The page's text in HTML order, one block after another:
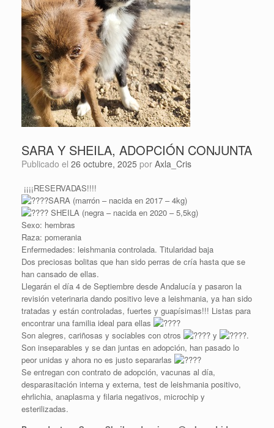
SARA Y SHEILA, ADOPCIÓN CONJUNTA
Publicado el 26 octubre, 2025 por Axla_Cris
¡¡¡¡RESERVADAS!!!!
SARA (marrón – nacida en 2017 – 4kg)
SHEILA (negra – nacida en 2020 – 5,5kg)
Sexo: hembras
Raza: pomerania
Enfermedades: leishmania controlada. Titularidad baja
Dos preciosas bolitas que han sido perras de cría hasta que se
han cansado de ellas.
Llegarán el día 4 de Septiembre desde Andalucía y pasaron la
revisión veterinaria dando positivo leve a leishmania, ya han sido
tratadas y están controladas, fuertes y guapísimas!!! Listas para
encontrar una familia ideal para ellas
Son alegres, cariñosas y sociables con otros
y
.
Son inseparables y se dan juntas en adopción, han pasado lo
peor unidas y ahora no es justo separarlas
Se entregan con contrato de adopción, vacunas al día,
desparasitación interna y externa, test de leishmania positivo,
ehrlichia, anaplasma y filaria negativos, microchip y
esterilizadas.